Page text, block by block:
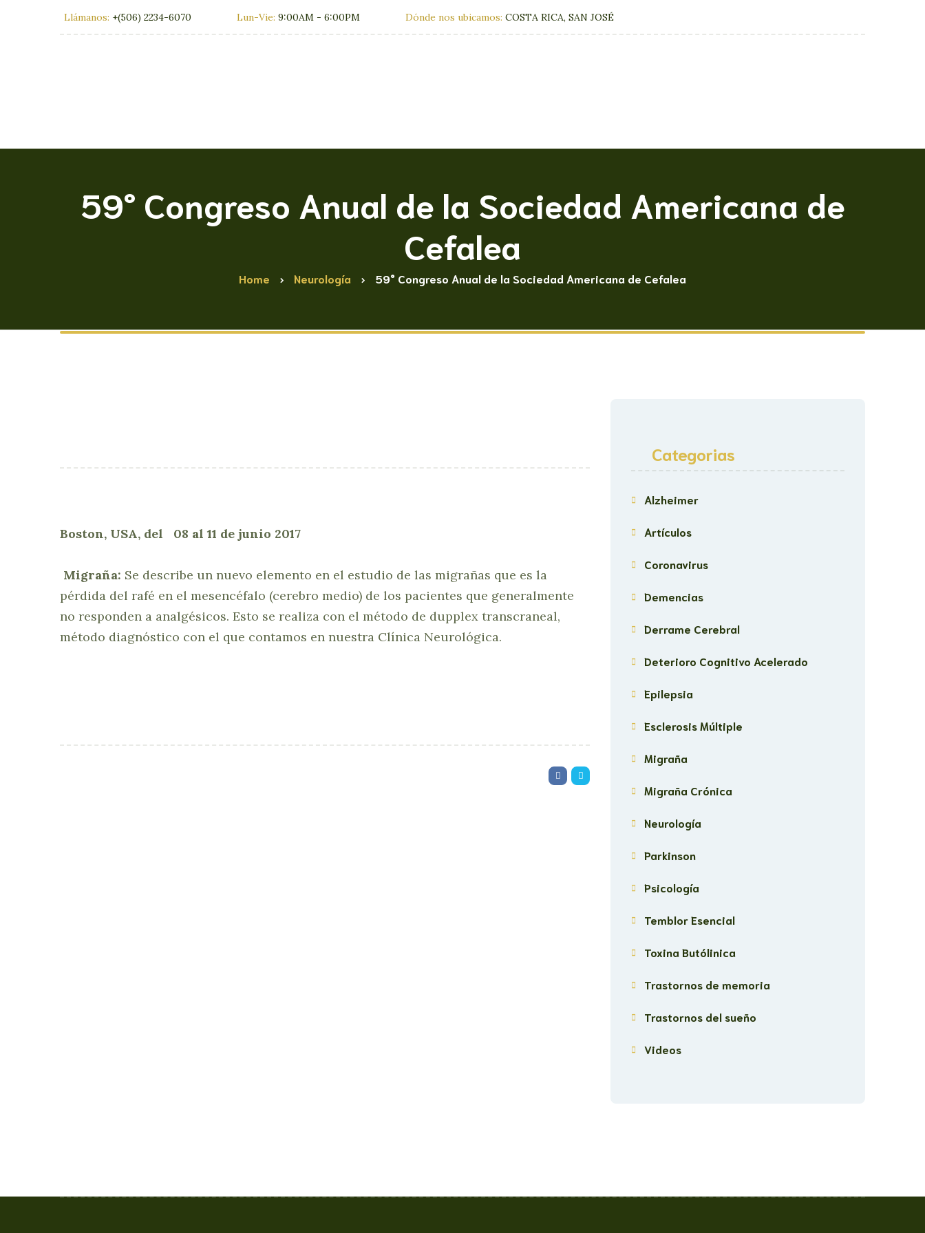
Llámanos: +(506) 2234-6070 Lun-Vie: 9:00AM - 6:00PM Dónde nos ubicamos: COSTA RICA, SAN JOSÉ
59° Congreso Anual de la Sociedad Americana de
Cefalea
Home Neurología 59° Congreso Anual de la Sociedad Americana de Cefalea
Boston, USA, del 08 al 11 de junio 2017
Migraña: Se describe un nuevo elemento en el estudio de las migrañas que es la
pérdida del rafé en el mesencéfalo (cerebro medio) de los pacientes que generalmente
no responden a analgésicos. Esto se realiza con el método de dupplex transcraneal,
método diagnóstico con el que contamos en nuestra Clínica Neurológica.
Categorias
Alzheimer
Artículos
Coronavirus
Demencias
Derrame Cerebral
Deterioro Cognitivo Acelerado
Epilepsia
Esclerosis Múltiple
Migraña
Migraña Crónica
Neurología
Parkinson
Psicología
Temblor Esencial
Toxina Butólinica
Trastornos de memoria
Trastornos del sueño
Videos